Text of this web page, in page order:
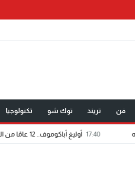
فن تريند توك شو تكنولوجيا
أوليغ أباكوموف.. 12 عامًا من الطب تحولت إلى رسالة في الوقاية وصناعة حياة أكثر صحة